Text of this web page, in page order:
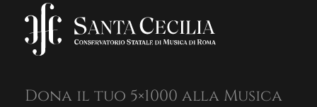
Dona il tuo 5×1000 alla Musica